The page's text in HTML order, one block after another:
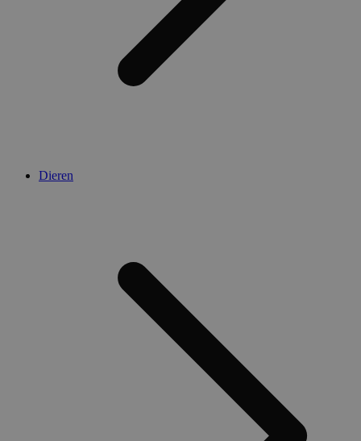
Dieren